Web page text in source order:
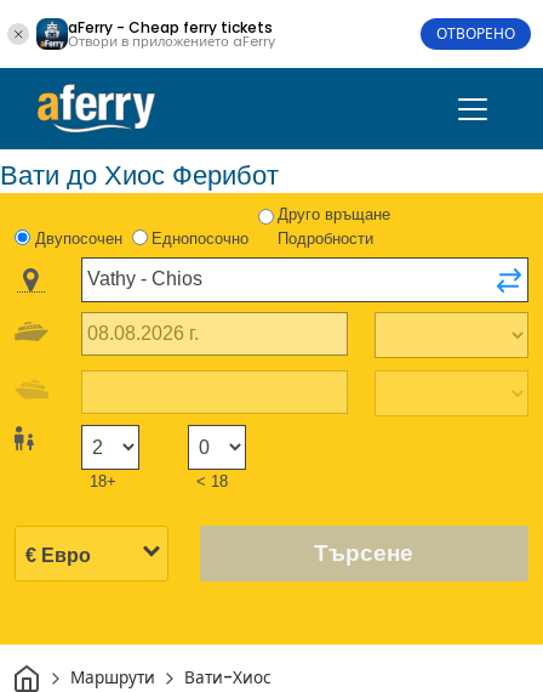
aFerry - Cheap ferry tickets
Отвори в приложението aFerry ОТВОРЕНО
Вати до Хиос Ферибот
Двупосочен Еднопосочно
Друго връщане
Подробности
18+ < 18
Търсене
Начало
Маршрути Вати-Хиос